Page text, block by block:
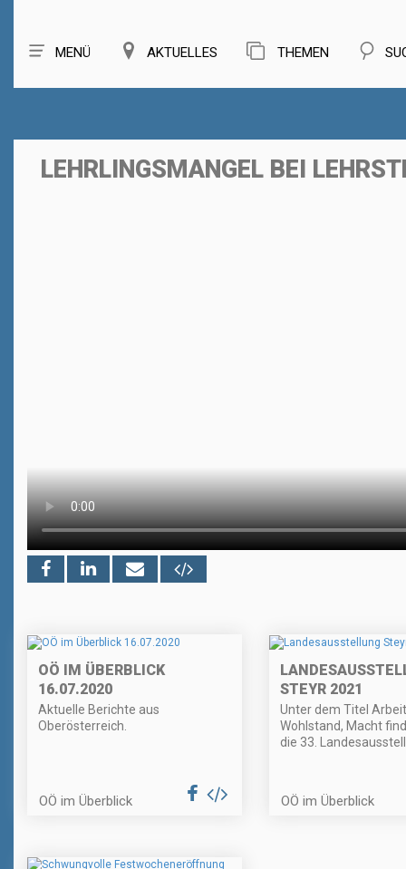
MENÜ AKTUELLES THEMEN
LEHRLINGSMANGEL BEI
OÖ IM ÜBERBLICK
16.07.2020
Aktuelle Berichte aus
Oberösterreich.
OÖ im Überblick
STEYR 2021
Unter dem Titel
Wohlstand, Macht
die 33.
OÖ im Überblick